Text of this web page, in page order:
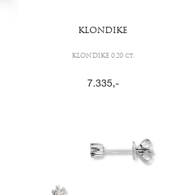
KLONDIKE
KLONDIKE 0,20 ct.
7.335,-